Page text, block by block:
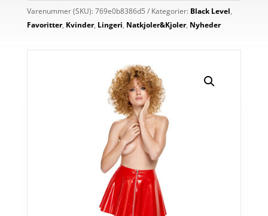
Varenummer (SKU):769e0b8386d5 Kategorier: Black Level,
Favoritter, Kvinder, Lingeri, Natkjoler&Kjoler, Nyheder